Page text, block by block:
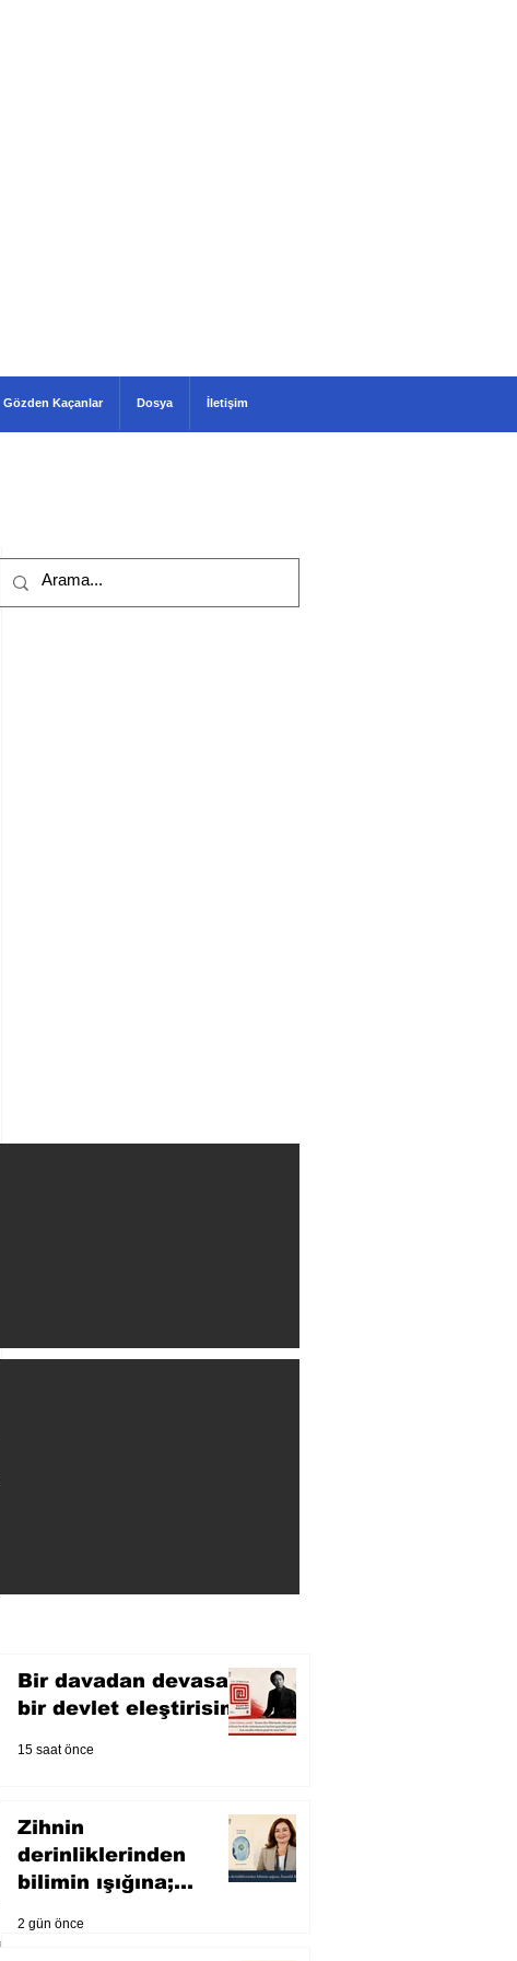
Bir davadan devasa
bir devlet eleştirisine
15 saat önce
Zihnin
derinliklerinden
bilimin ışığına;
2 gün önce
Gözden Kaçanlar Dosya İletişim